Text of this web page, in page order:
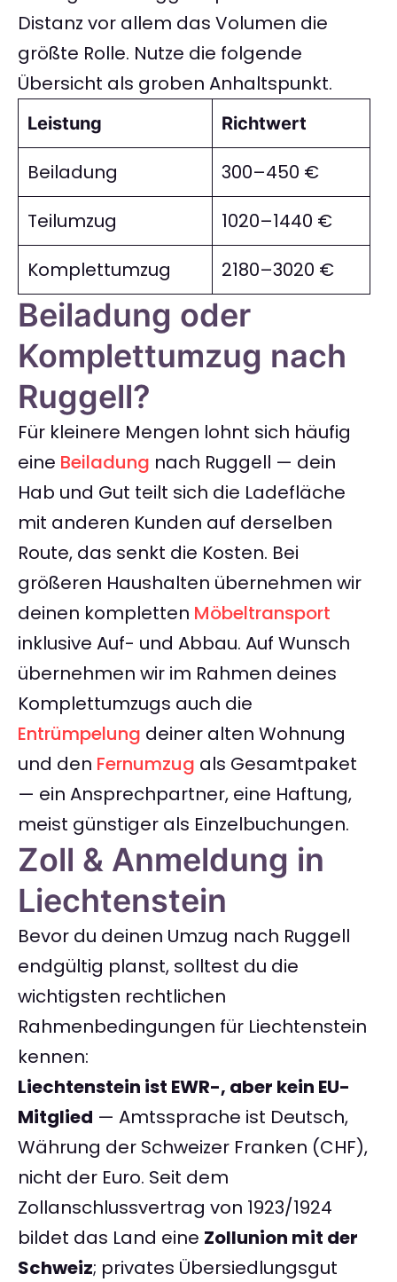
Distanz vor allem das Volumen die
größte Rolle. Nutze die folgende
Übersicht als groben Anhaltspunkt.
Leistung Richtwert
Beiladung
300–450 €
Teilumzug
1020–1440 €
Komplettumzug
2180–3020 €
Beiladung oder
Komplettumzug nach
Ruggell?
Für kleinere Mengen lohnt sich häufig
eine Beiladung nach Ruggell — dein
Hab und Gut teilt sich die Ladefläche
mit anderen Kunden auf derselben
Route, das senkt die Kosten. Bei
größeren Haushalten übernehmen wir
deinen kompletten Möbeltransport
inklusive Auf- und Abbau. Auf Wunsch
übernehmen wir im Rahmen deines
Komplettumzugs auch die
Entrümpelung deiner alten Wohnung
und den Fernumzug als Gesamtpaket
— ein Ansprechpartner, eine Haftung,
meist günstiger als Einzelbuchungen.
Zoll & Anmeldung in
Liechtenstein
Bevor du deinen Umzug nach Ruggell
endgültig planst, solltest du die
wichtigsten rechtlichen
Rahmenbedingungen für Liechtenstein
kennen:
Liechtenstein ist EWR-, aber kein EU-
Mitglied — Amtssprache ist Deutsch,
Währung der Schweizer Franken (CHF),
nicht der Euro. Seit dem
Zollanschlussvertrag von 1923/1924
bildet das Land eine Zollunion mit der
Schweiz; privates Übersiedlungsgut